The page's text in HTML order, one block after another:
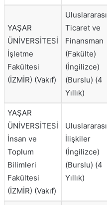
YAŞAR
ÜNİVERSİTESİ
İşletme
Fakültesi
(İZMİR) (Vakıf)
Uluslararası
Ticaret ve
Finansman
(Fakülte)
(İngilizce)
(Burslu) (4
Yıllık)
YAŞAR
ÜNİVERSİTESİ
İnsan ve
Toplum
Bilimleri
Fakültesi
(İZMİR) (Vakıf)
Uluslararası
İlişkiler
(İngilizce)
(Burslu) (4
Yıllık)